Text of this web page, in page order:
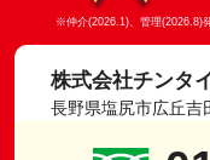
※仲介(2026.1)、管理(2026.8)
株式会社チンタ
長野県塩尻市広丘吉